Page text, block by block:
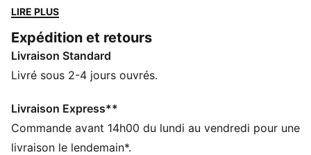
tes parties entre potes. Porte les couleurs de San Siro
ça se voit.
CARACTÉRISTIQUES + AVANTAGES
GESTION DE L’HUMIDITÉ : Les tissus techniques
l'aise et au sec
Confectionné avec un minimum de 90 % de matériaux
recyclés
LIRE PLUS
Expédition et retours
Livraison Standard
Livré sous 2-4 jours ouvrés.
Livraison Express**
Commande avant 14h00 du lundi au vendredi pour une
livraison le lendemain*.